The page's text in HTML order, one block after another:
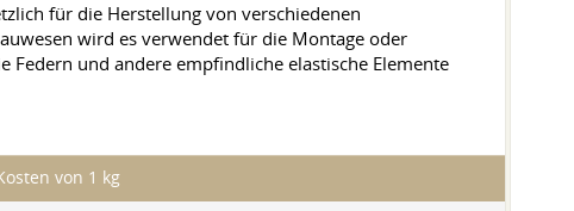
für die Herstellung von verschiedenen
wird es verwendet für die Montage oder
Federn und andere empfindliche elastische Elemente
von 1 kg